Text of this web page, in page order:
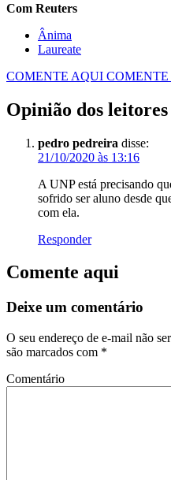
Com Reuters
Ânima
Laureate
COMENTE AQUI
Opinião dos leitores
pedro pedreira disse:
21/10/2020 às 13:16
A UNP está precisando
sofrido ser aluno desde
com ela.
Responder
Comente aqui
Deixe um comentário
O seu endereço de e-mail não
são marcados com *
Comentário